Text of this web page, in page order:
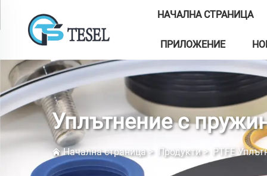
НАЧАЛНА СТРАНИЦА
ПРИЛОЖЕНИЕ
Уплътнение с
Начална страница> Продукти> PTFE